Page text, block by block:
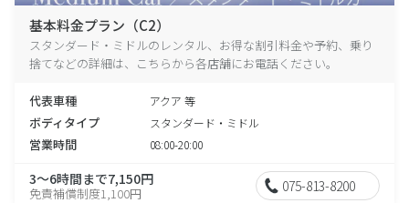
基本料金プラン（C2）
スタンダード・ミドルのレンタル、お得な割引料金や予約、乗り
捨てなどの詳細は、こちらから各店舗にお電話ください。
代表車種 アクア 等
ボディタイプ スタンダード・ミドル
営業時間 08:00-20:00
3～6時間まで7,150円
免責補償制度1,100円 075-813-8200